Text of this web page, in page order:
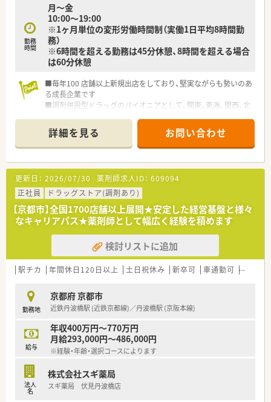
勤務
時間
月～金
10:00～19:00
※1ヶ月単位の変形労働時間制（実働1日平均8時間勤
務）
※6時間を超える勤務は45分休憩、8時間を超える場合
は60分休憩
■毎年100 店舗以上新規出店をしており、堅実ながらも勢いのあ
る成長企業です
■調剤併設型ドラッグのパイオニアとして、関東、東海、関西、北
■研修制度は様々なプランがあり、集合研修だけでなく任意で受
講可能な研修も幅広く用意されています
■店舗で活躍する従業員、社外で活躍する従業員、将来経営幹部
となる従業員など、薬剤師として様々な活躍ができるフィールド
を用意されています
■総合薬剤師・調剤薬剤師（土日休み・19時までの勤務）どちらか
の働き方を選択できます
■調剤併設型だけでなく「医療モール・クリニック併設店舗」「敷
地内薬局」「訪問調剤特化型店舗」など様々な店舗を運営してい
ます
■在宅医療にも積極的取り組んでおり「訪問調剤特化型店舗」を
50店舗以上、無菌調剤室は業界最多の51店舗設置しています
■「プラチナくるみん認定企業」「健康経営優良法人2023（大規模
法人部門）認定」等を取得し一人ひとりが働きやすい環境が整備
■充実した研修制度、人事制度、評価制度、キャリア支援制度等
があるのも特徴です
詳細を見る お問い合わせ
更新日： 2026/07/30 薬剤師求人ID： 609094
正社員
ドラッグストア(調剤あり)
【京都市】全国1700店舗以上展開★安定した経営基盤と様々
なキャリアパス★薬剤師として幅広く経験を積めます
検討リストに追加
駅チカ 年間休日120日以上 土日祝休み 新卒可 車通勤可 高給与
勤務地
京都府 京都市
近鉄丹波橋駅 (近鉄京都線)／丹波橋駅 (京阪本線)
給与
年収400万円～770万円
月給293,000円～486,000円
※経験・年齢・選択コースによります
法人
名
株式会社スギ薬局
スギ薬局 伏見丹波橋店